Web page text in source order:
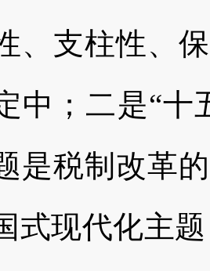
、支柱性、
中；二是“十
是税制改革
式现代化主